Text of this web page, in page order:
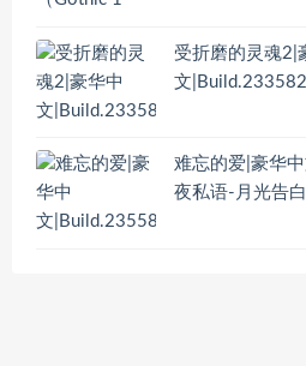
受折磨的灵魂2|
文
难忘的爱|豪华
夜私语-月光告